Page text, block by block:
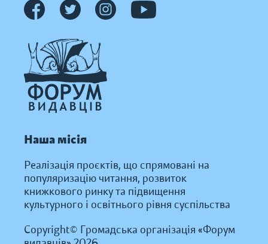
Наша місія
Реалізація проєктів, що спрямовані на
популяризацію читання, розвиток
книжкового ринку та підвищення
культурного і освітнього рівня суспільства
Copyright© Громадська організація «Форум